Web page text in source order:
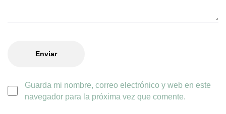
Guarda mi nombre, correo electrónico y web en este
navegador para la próxima vez que comente.